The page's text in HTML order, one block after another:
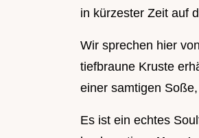
in kürzester Zeit auf
Wir sprechen hier
tiefbraune Kruste
einer samtigen
Es ist ein echtes